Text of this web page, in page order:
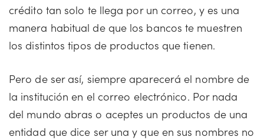
crédito tan solo te llega por un correo, y es una
manera habitual de que los bancos te muestren
los distintos tipos de productos que tienen.
Pero de ser así, siempre aparecerá el nombre de
la institución en el correo electrónico. Por nada
del mundo abras o aceptes un productos de una
entidad que dice ser una y que en sus nombres no